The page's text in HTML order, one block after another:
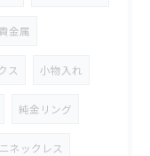
貴金属
ス 小物入れ
純金リング
ネックレス